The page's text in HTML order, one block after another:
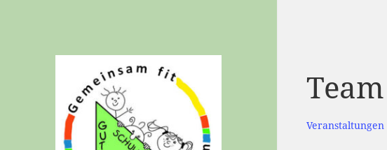
Team
Veranstaltungen